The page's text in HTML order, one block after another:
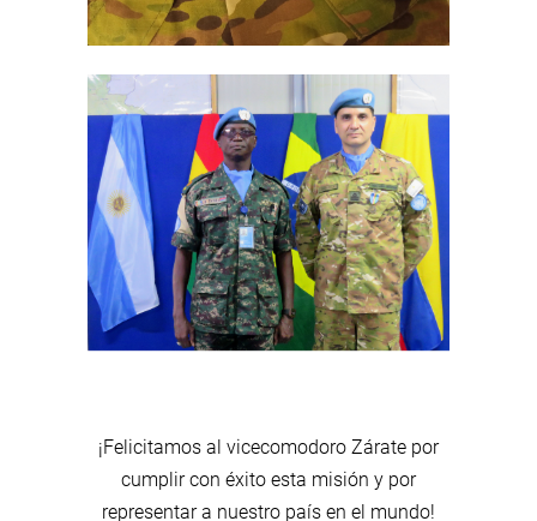
¡Felicitamos al vicecomodoro Zárate por
cumplir con éxito esta misión y por
representar a nuestro país en el mundo!